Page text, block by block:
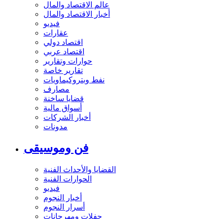
عالم الاقتصاد والمال
أخبار الاقتصاد والمال
فيديو
عقارات
اقتصاد دولي
اقتصاد عربي
حوارات وتقارير
تقارير خاصة
نفط وبتروكيماويات
مصارف
قضايا ساخنة
أسواق مالية
أخبار الشركات
مدونات
فن وموسيقى
القضايا والأحداث الفنية
الحوارات الفنية
فيديو
أخبار النجوم
أسرار النجوم
حفلات ومهرجانات